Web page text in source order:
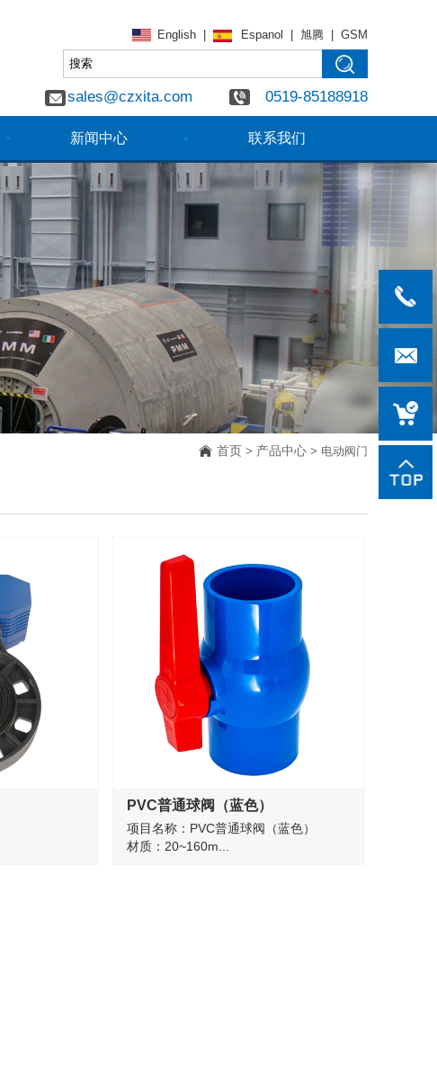
English Espanol 旭腾 GSM
sales@czxita.com 0519-85188918
新闻中心 联系我们
首页 > 产品中心 > 电动阀门
PVC普通球阀（蓝色）
项目名称：PVC普通球阀（蓝色）
材质：20~160m...
0519-
85188918